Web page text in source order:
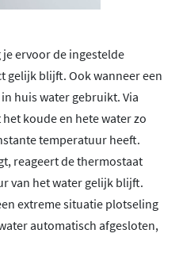
ervoor de ingestelde
gelijk blijft. Ook wanneer een
huis water gebruikt. Via
koude en hete water zo
temperatuur heeft.
reageert de thermostaat
van het water gelijk blijft.
extreme situatie plotseling
automatisch afgesloten,